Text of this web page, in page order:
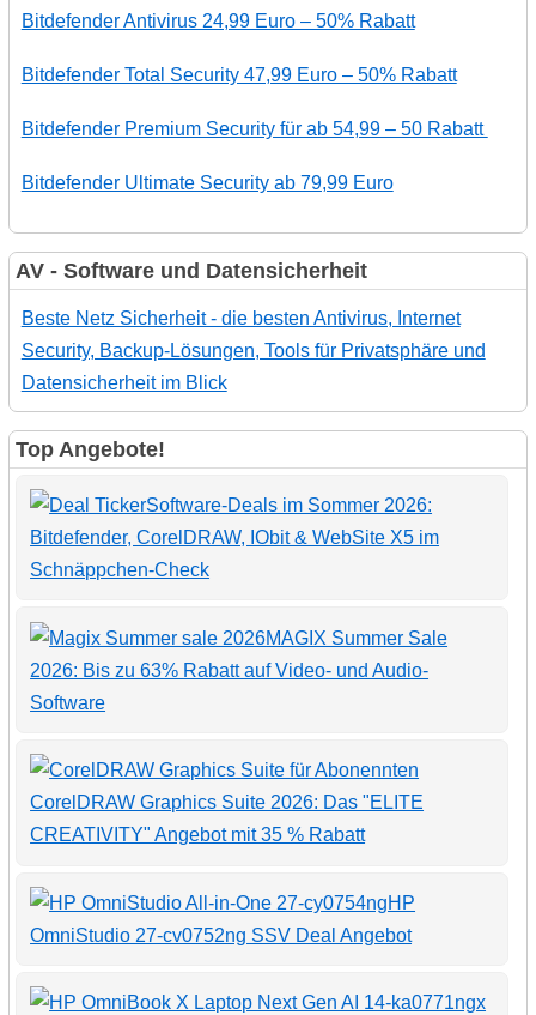
Bitdefender Antivirus 24,99 Euro – 50% Rabatt
Bitdefender Total Security 47,99 Euro – 50% Rabatt
Bitdefender Premium Security für ab 54,99 – 50 Rabatt
Bitdefender Ultimate Security ab 79,99 Euro
AV - Software und Datensicherheit
Beste Netz Sicherheit - die besten Antivirus, Internet
Security, Backup-Lösungen, Tools für Privatsphäre und
Datensicherheit im Blick
Top Angebote!
Software-Deals im Sommer 2026:
Bitdefender, CorelDRAW, IObit & WebSite X5 im
Schnäppchen-Check
MAGIX Summer Sale
2026: Bis zu 63% Rabatt auf Video- und Audio-
Software
CorelDRAW Graphics Suite 2026: Das "ELITE
CREATIVITY" Angebot mit 35 % Rabatt
HP
OmniStudio 27-cv0752ng SSV Deal Angebot